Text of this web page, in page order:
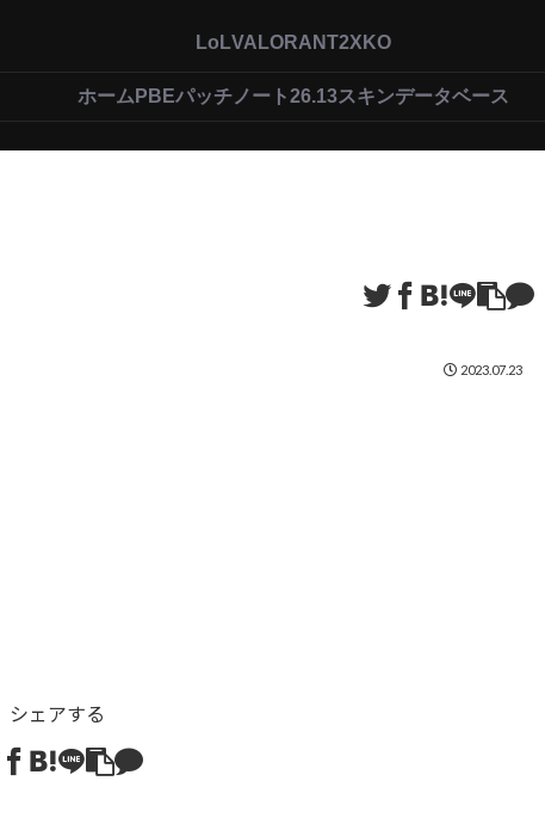
LoLVALORANT2XKO
ホーム PBEパッチノート26.13スキンデータベース
2023.07.23
シェアする